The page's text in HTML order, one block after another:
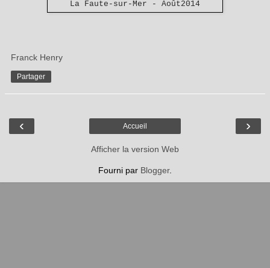
La Faute-sur-Mer - Août2014
Franck Henry
Partager
‹ ›
Accueil
Afficher la version Web
Fourni par Blogger.